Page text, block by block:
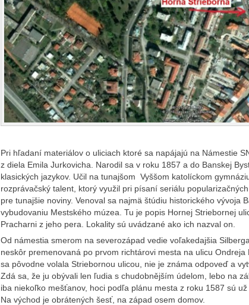
Pri hľadaní materiálov o uliciach ktoré sa napájajú na Námestie
z diela Emila Jurkovicha. Narodil sa v roku 1857 a do Banskej
klasických jazykov. Učil na tunajšom Vyššom katolíckom
rozprávačský talent, ktorý využil pri písaní seriálu
pre tunajšie noviny. Venoval sa najmä štúdiu historického vývoja
vybudovaniu Mestského múzea. Tu je popis Hornej Striebornej
Pracharni z jeho pera. Lokality sú uvádzané ako ich nazval on.
Od námestia smerom na severozápad vedie voľakedajšia
neskôr premenovaná po prvom richtárovi mesta na ulicu
sa pôvodne volala Striebornou ulicou, nie je známa odpoveď a
Zdá sa, že ju obývali len ľudia s chudobnějším údelom, lebo na
iba niekoľko mešťanov, hoci podľa plánu mesta z roku 1587 sú
Na východ je obrátených šesť, na západ osem domov.